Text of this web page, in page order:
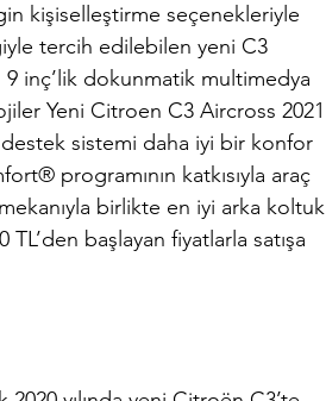
kişiselleştirme seçenekleriyle
tercih edilebilen yeni C3
inç’lik dokunmatik multimedya
Yeni Citroen C3 Aircross 2021
destek sistemi daha iyi bir konfor
programının katkısıyla araç
birlikte en iyi arka koltuk
başlayan fiyatlarla satışa